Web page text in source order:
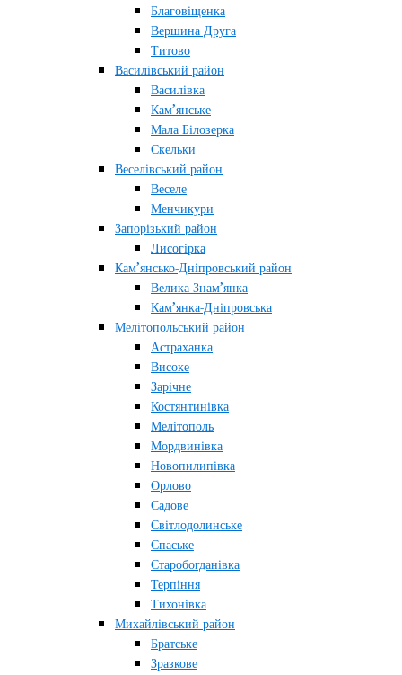
Благовіщенка
Вершина Друга
Титово
Василівський район
Василівка
Кам’янське
Мала Білозерка
Скельки
Веселівський район
Веселе
Менчикури
Запорізький район
Лисогірка
Кам’янсько-Дніпровський район
Велика Знам’янка
Кам’янка-Дніпровська
Мелітопольський район
Астраханка
Високе
Зарічне
Костянтинівка
Мелітополь
Мордвинівка
Новопилипівка
Орлово
Садове
Світлодолинське
Спаське
Старобогданівка
Терпіння
Тихонівка
Михайлівський район
Братське
Зразкове